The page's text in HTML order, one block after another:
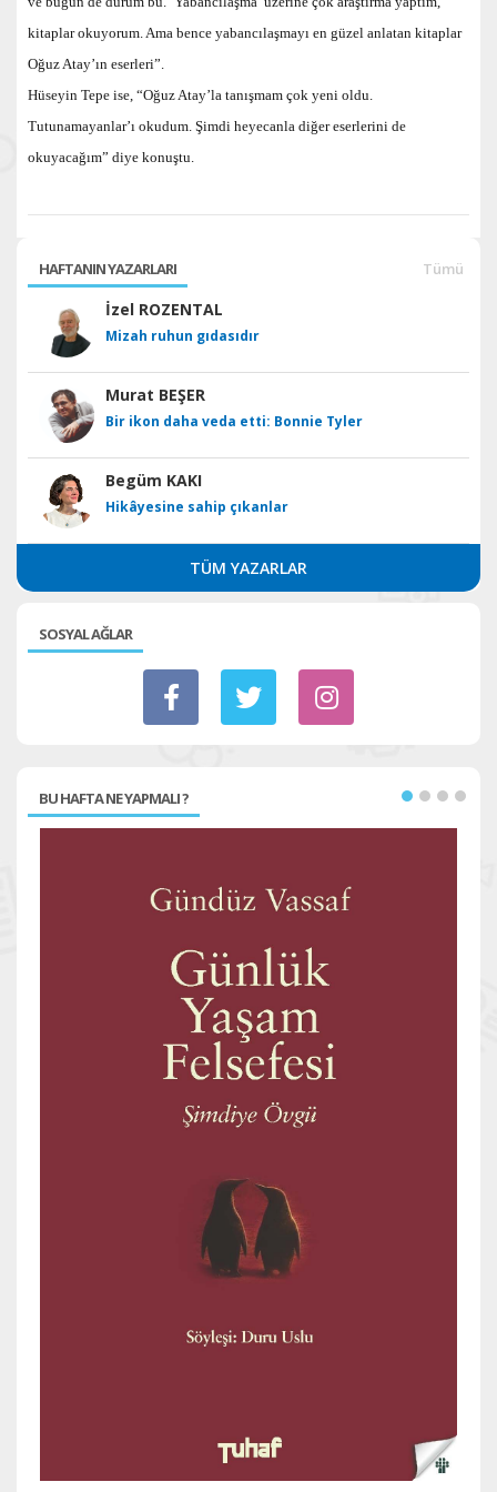
kitaplar okuyorum. Ama bence yabancılaşmayı en güzel anlatan kitaplar
Oğuz Atay’ın eserleri”.
Hüseyin Tepe ise, “Oğuz Atay’la tanışmam çok yeni oldu.
Tutunamayanlar’ı okudum. Şimdi heyecanla diğer eserlerini de
okuyacağım” diye konuştu.
HAFTANIN YAZARLARI Tümü
İzel ROZENTAL
Mizah ruhun gıdasıdır
Murat BEŞER
Bir ikon daha veda etti: Bonnie Tyler
Begüm KAKI
Hikâyesine sahip çıkanlar
TÜM YAZARLAR
SOSYAL AĞLAR
BU HAFTA NE YAPMALI ?